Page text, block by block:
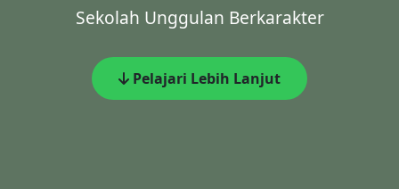
Sekolah Unggulan Berkarakter
Pelajari Lebih Lanjut